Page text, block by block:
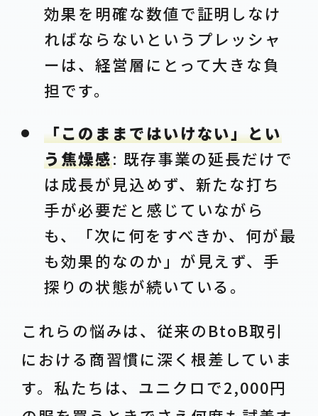
効果を明確な数値で証明しなけ
ればならないというプレッシャ
ーは、経営層にとって大きな負
担です。
「このままではいけない」とい
う焦燥感: 既存事業の延長だけで
は成長が見込めず、新たな打ち
手が必要だと感じていながら
も、「次に何をすべきか、何が最
も効果的なのか」が見えず、手
探りの状態が続いている。
これらの悩みは、従来のBtoB取引
における商習慣に深く根差していま
す。私たちは、ユニクロで2,000円